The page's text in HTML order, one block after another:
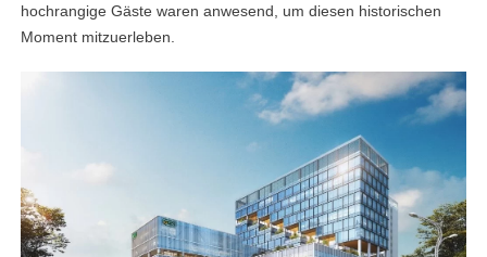
hochrangige Gäste waren anwesend, um diesen historischen
Moment mitzuerleben.